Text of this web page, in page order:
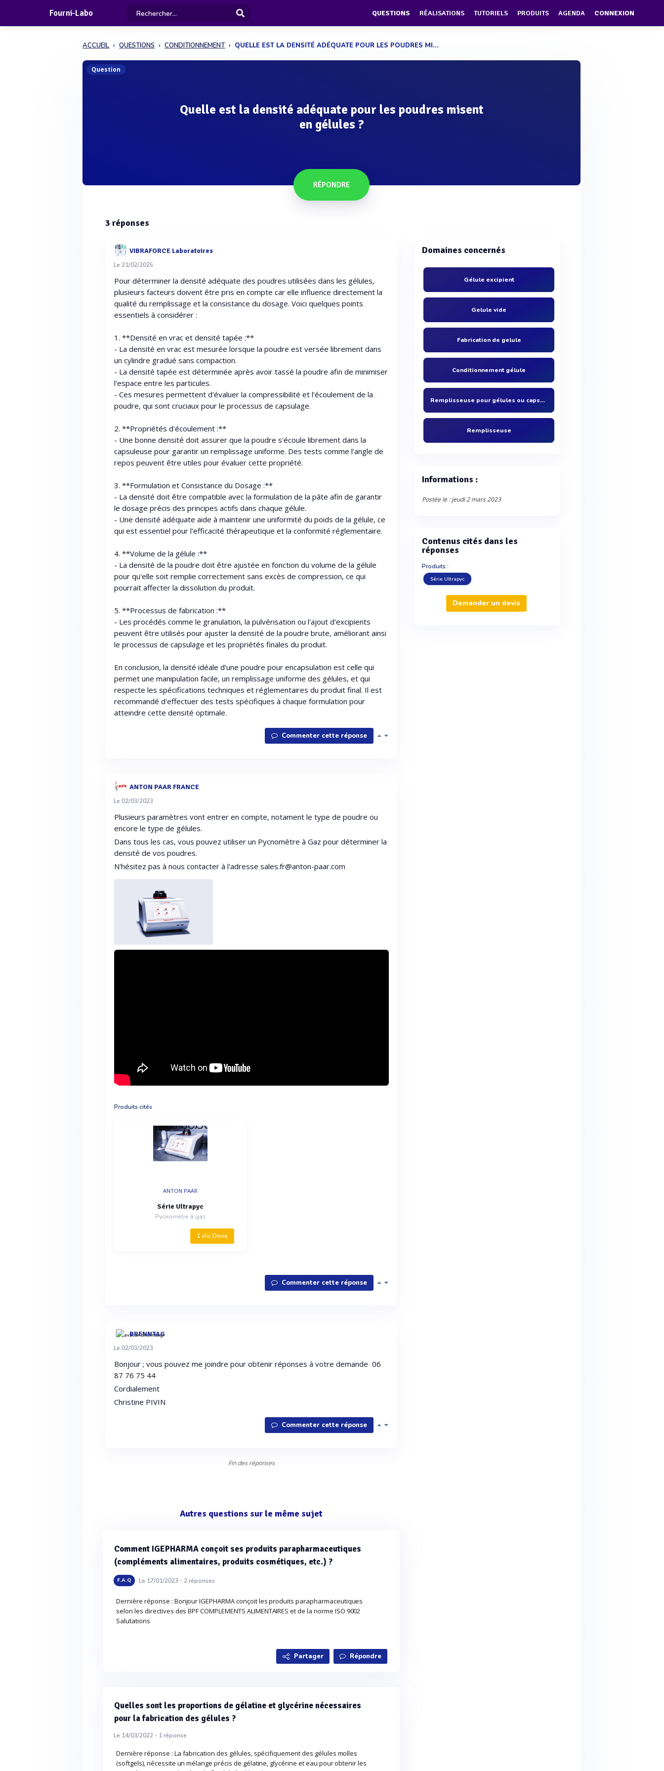
Fourni-Labo QUESTIONS RÉALISATIONS TUTORIELS PRODUITS AGENDA CONNEXION
ACCUEIL QUESTIONS CONDITIONNEMENT QUELLE EST LA DENSITÉ ADÉQUATE POUR LES POUDRES MI...
Question
Quelle est la densité adéquate pour les poudres misent
en gélules ?
RÉPONDRE
3 réponses
VIBRAFORCE Laboratoires
Le 21/02/2025
Pour déterminer la densité adéquate des poudres utilisées dans les gélules,
plusieurs facteurs doivent être pris en compte car elle influence directement la
qualité du remplissage et la consistance du dosage. Voici quelques points
essentiels à considérer :
1. **Densité en vrac et densité tapée :**
- La densité en vrac est mesurée lorsque la poudre est versée librement dans
un cylindre gradué sans compaction.
- La densité tapée est déterminée après avoir tassé la poudre afin de minimiser
l'espace entre les particules.
- Ces mesures permettent d'évaluer la compressibilité et l'écoulement de la
poudre, qui sont cruciaux pour le processus de capsulage.
2. **Propriétés d'écoulement :**
- Une bonne densité doit assurer que la poudre s'écoule librement dans la
capsuleuse pour garantir un remplissage uniforme. Des tests comme l'angle de
repos peuvent être utiles pour évaluer cette propriété.
3. **Formulation et Consistance du Dosage :**
- La densité doit être compatible avec la formulation de la pâte afin de garantir
le dosage précis des principes actifs dans chaque gélule.
- Une densité adéquate aide à maintenir une uniformité du poids de la gélule, ce
qui est essentiel pour l'efficacité thérapeutique et la conformité réglementaire.
4. **Volume de la gélule :**
- La densité de la poudre doit être ajustée en fonction du volume de la gélule
pour qu'elle soit remplie correctement sans excès de compression, ce qui
pourrait affecter la dissolution du produit.
5. **Processus de fabrication :**
- Les procédés comme le granulation, la pulvérisation ou l'ajout d'excipients
peuvent être utilisés pour ajuster la densité de la poudre brute, améliorant ainsi
le processus de capsulage et les propriétés finales du produit.
En conclusion, la densité idéale d'une poudre pour encapsulation est celle qui
permet une manipulation facile, un remplissage uniforme des gélules, et qui
respecte les spécifications techniques et réglementaires du produit final. Il est
recommandé d'effectuer des tests spécifiques à chaque formulation pour
atteindre cette densité optimale.
Commenter cette réponse
ANTON PAAR FRANCE
Le 02/03/2023
Plusieurs paramètres vont entrer en compte, notament le type de poudre ou
encore le type de gélules.
Dans tous les cas, vous pouvez utiliser un Pycnomètre à Gaz pour déterminer la
densité de vos poudres.
N'hésitez pas à nous contacter à l'adresse sales.fr@anton-paar.com
Produits cités
ANTON PAAR
Série Ultrapyc
Pycnomètre à gaz
1 clic Devis
Commenter cette réponse
BRENNTAG
Le 02/03/2023
Bonjour ; vous pouvez me joindre pour obtenir réponses à votre demande 06
87 76 75 44
Cordialement
Christine PIVIN
Commenter cette réponse
Fin des réponses
Autres questions sur le même sujet
Comment IGEPHARMA conçoit ses produits parapharmaceutiques
(compléments alimentaires, produits cosmétiques, etc.) ?
F.A.Q Le 17/01/2023 -2réponses
Dernière réponse : Bonjour IGEPHARMA conçoit les produits parapharmaceutiques
selon les directives des BPF COMPLEMENTS ALIMENTAIRES et de la norme ISO 9002
Salutations
Partager Répondre
Quelles sont les proportions de gélatine et glycérine nécessaires
pour la fabrication des gélules ?
Le 14/03/2022 - 1réponse
Dernière réponse : La fabrication des gélules, spécifiquement des gélules molles
(softgels), nécessite un mélange précis de gélatine, glycérine et eau pour obtenir les
Domaines concernés
Gélule excipient
Gelule vide
Fabrication de gelule
Conditionnement gélule
Remplisseuse pour gélules ou capsules
Remplisseuse
Informations :
Postée le : jeudi 2 mars 2023
Contenus cités dans les
réponses
Produits :
Série Ultrapyc
Demander un devis